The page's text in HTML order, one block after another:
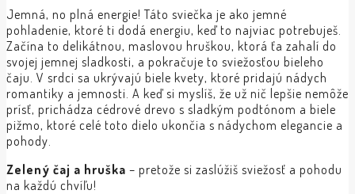
Jemná, no plná energie! Táto sviečka je ako jemné
pohladenie, ktoré ti dodá energiu, keď to najviac potrebuješ.
Začína to delikátnou, maslovou hruškou, ktorá ťa zahalí do
svojej jemnej sladkosti, a pokračuje to sviežosťou bieleho
čaju. V srdci sa ukrývajú biele kvety, ktoré pridajú nádych
romantiky a jemnosti. A keď si myslíš, že už nič lepšie nemôže
prísť, prichádza cédrové drevo s sladkým podtónom a biele
pižmo, ktoré celé toto dielo ukončia s nádychom elegancie a
pohody.
Zelený čaj a hruška – pretože si zaslúžiš sviežosť a pohodu
na každú chvíľu!